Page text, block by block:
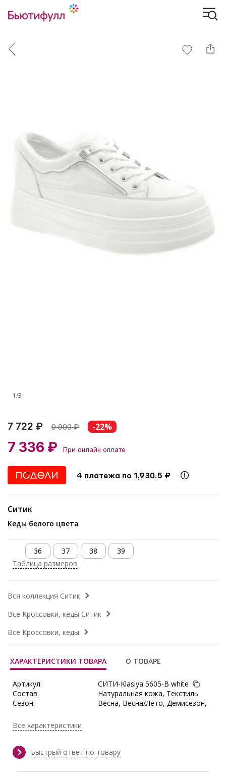
1/3
7 722 ₽ 9 900₽ -22%
7 336 ₽ При онлайн оплате
4 платежа по 1,930.5 ₽
Ситик
Кеды белого цвета
36 37 38
39
Таблица размеров
Вся коллекция Ситик
Все Кроссовки, кеды Ситик
Все Кроссовки, кеды
ХАРАКТЕРИСТИКИ ТОВАРА О ТОВАРЕ
Артикул:
СИТИ-Klasiya 5605-B white
Состав:
Натуральная кожа, Текстиль
Сезон:
Весна, Весна/Лето, Демисезон,
Поставщик:
Все характеристики
Быстрый ответ по товару